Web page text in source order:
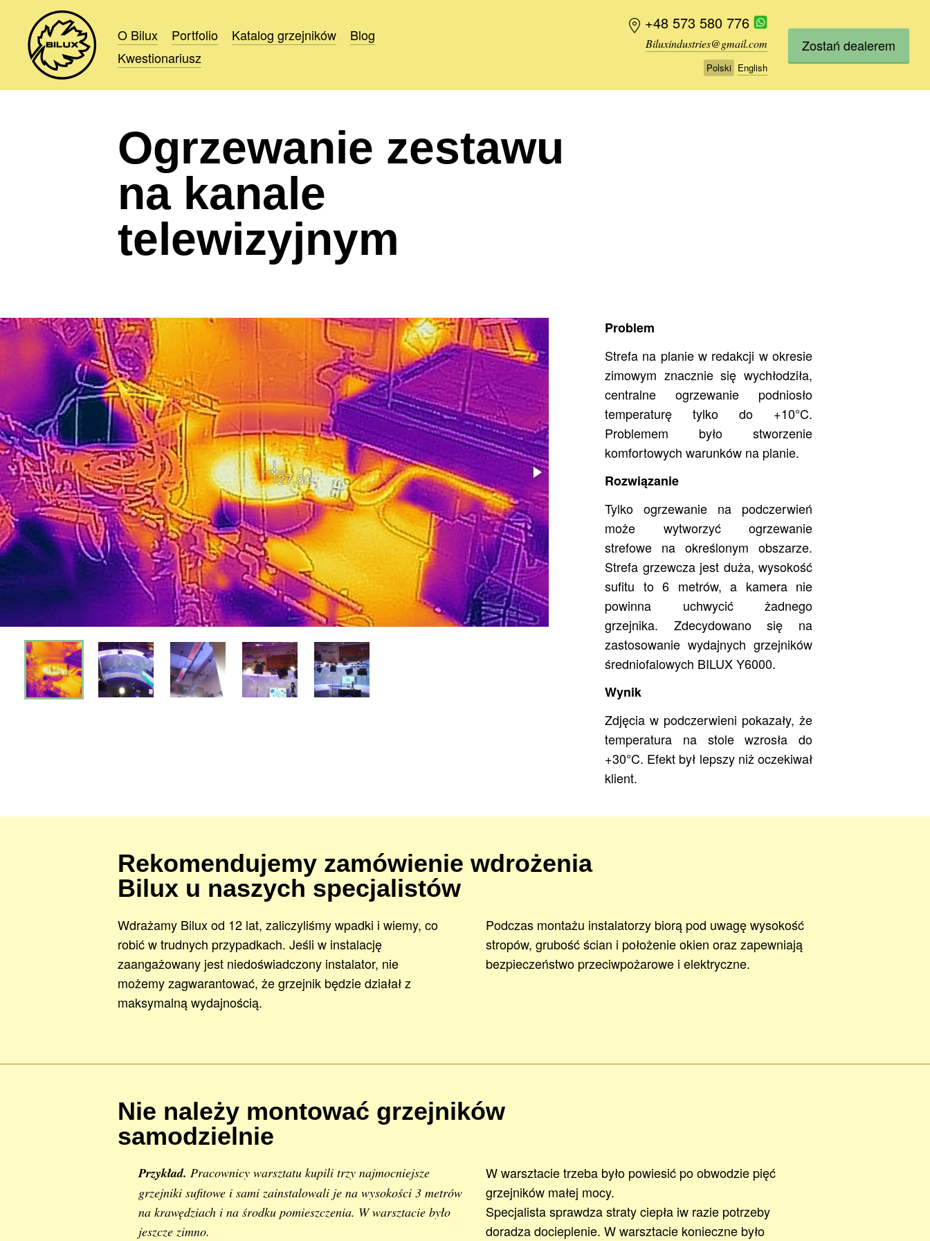
O Bilux Portfolio Katalog grzejników
Blog
Kwestionariusz
+48 573 580 776
Biluxindustries@gmail.com
Polski English
O Bilux Portfolio Katalog grzejników
Blog
Kwestionariusz
+48 573 580 776
Biluxindustries@gmail.com
Polski English
Zostań dealerem
Ogrzewanie zestawu
na kanale
telewizyjnym
Problem
Strefa na planie w redakcji w okresie
zimowym znacznie się wychłodziła,
centralne ogrzewanie podniosło
temperaturę tylko do +10°C.
Problemem było stworzenie
komfortowych warunków na planie.
Rozwiązanie
Tylko ogrzewanie na podczerwień
może wytworzyć ogrzewanie
strefowe na określonym obszarze.
Strefa grzewcza jest duża, wysokość
sufitu to 6 metrów, a kamera nie
powinna uchwycić żadnego
grzejnika. Zdecydowano się na
zastosowanie wydajnych grzejników
średniofalowych BILUX Y6000.
Wynik
Zdjęcia w podczerwieni pokazały, że
temperatura na stole wzrosła do
+30°C. Efekt był lepszy niż oczekiwał
klient.
Rekomendujemy zamówienie wdrożenia
Bilux u naszych specjalistów
Wdrażamy Bilux od 12 lat, zaliczyliśmy wpadki i wiemy, co
robić w trudnych przypadkach. Jeśli w instalację
zaangażowany jest niedoświadczony instalator, nie
możemy zagwarantować, że grzejnik będzie działał z
maksymalną wydajnością.
Podczas montażu instalatorzy biorą pod uwagę wysokość
stropów, grubość ścian i położenie okien oraz zapewniają
bezpieczeństwo przeciwpożarowe i elektryczne.
Nie należy montować grzejników
samodzielnie
Przykład. Pracownicy warsztatu kupili trzy najmocniejsze
grzejniki sufitowe i sami zainstalowali je na wysokości 3 metrów
na krawędziach i na środku pomieszczenia. W warsztacie było
jeszcze zimno.
W warsztacie trzeba było powiesić po obwodzie pięć
grzejników małej mocy.
Specjalista sprawdza straty ciepła iw razie potrzeby
doradza docieplenie. W warsztacie konieczne było
Nieodpłatnie.
Zamówienie